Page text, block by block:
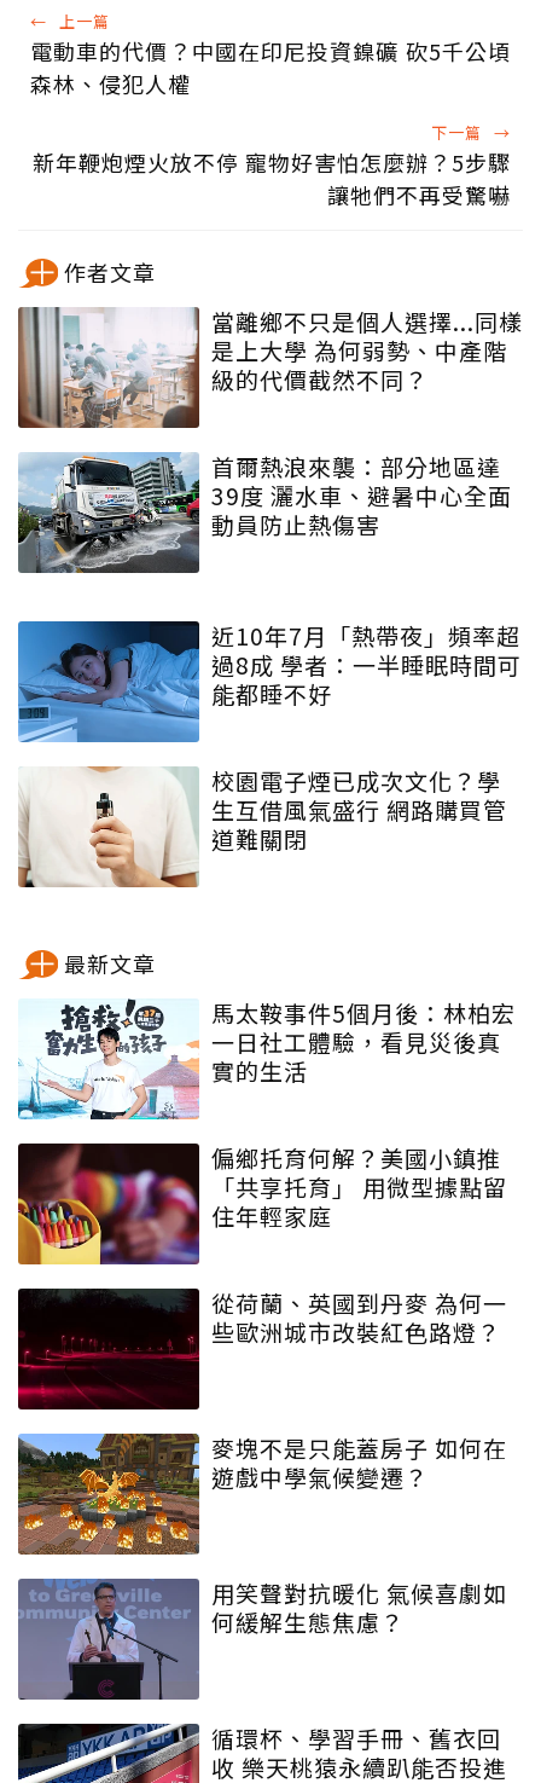
← 上一篇
電動車的代價？中國在印尼投資鎳礦 砍5千公頃
森林、侵犯人權
下一篇 →
新年鞭炮煙火放不停 寵物好害怕怎麼辦？5步驟
讓牠們不再受驚嚇
作者文章
當離鄉不只是個人選擇...同樣
是上大學 為何弱勢、中產階
級的代價截然不同？
首爾熱浪來襲：部分地區達
39度 灑水車、避暑中心全面
動員防止熱傷害
近10年7月「熱帶夜」頻率超
過8成 學者：一半睡眠時間可
能都睡不好
校園電子煙已成次文化？學
生互借風氣盛行 網路購買管
道難關閉
最新文章
馬太鞍事件5個月後：林柏宏
一日社工體驗，看見災後真
實的生活
偏鄉托育何解？美國小鎮推
「共享托育」 用微型據點留
住年輕家庭
從荷蘭、英國到丹麥 為何一
些歐洲城市改裝紅色路燈？
麥塊不是只能蓋房子 如何在
遊戲中學氣候變遷？
用笑聲對抗暖化 氣候喜劇如
何緩解生態焦慮？
循環杯、學習手冊、舊衣回
收 樂天桃猿永續趴能否投進